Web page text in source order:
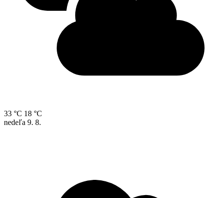
33 °C 18 °C
nedeľa 9. 8.